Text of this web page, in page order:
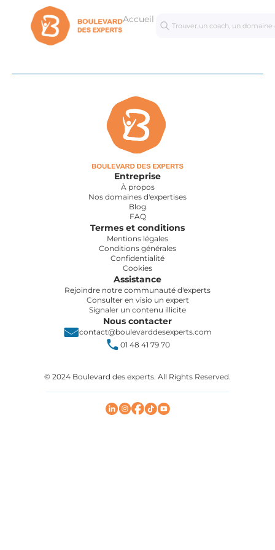
Accueil
Séances
personnalisées
Entreprise
À propos
Nos domaines d'expertises
Blog
FAQ
Termes et conditions
Mentions légales
Conditions générales
Confidentialité
Cookies
Assistance
Rejoindre notre communauté d'experts
Consulter en visio un expert
Signaler un contenu illicite
Nous contacter
contact@boulevarddesexperts.com
01 48 41 79 70
© 2024 Boulevard des experts. All Rights Reserved.